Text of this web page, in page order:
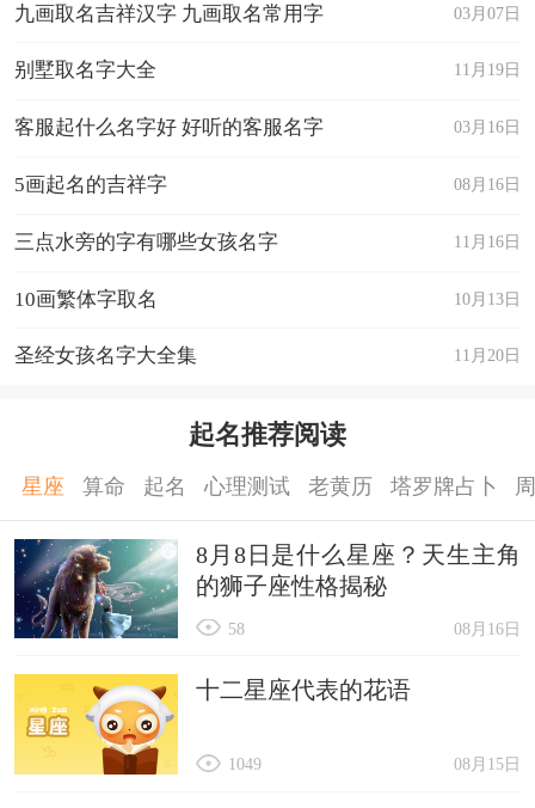
世森、昌宏、少顺、金芳、超忠、金宇、鑫浩、剑
勇、朝伟、新鹏
朝兴、锦凯、剑顺、成君、剑玉、世光、鑫平、先
波、正义、祥雄
旺、守清、星贤
先秋、鑫晓、青秋、朝乐、善凯、锋伟、春川、晨
守先、银均、承胜、善义、仁鸿、世哲、晨生、晨
江、守南、双玉
锦华、小峰、春柱、新宇、成林、新平、金刚、金
良、正平、新国
冲汉、捷霞、川育、升豪、钢军、真尧、峻俭、金
03月07日
九画取名吉祥汉字 九画取名常用字
11月19日
别墅取名字大全
03月16日
客服起什么名字好 好听的客服名字
08月16日
5画起名的吉祥字
11月16日
三点水旁的字有哪些女孩名字
10月13日
10画繁体字取名
11月20日
圣经女孩名字大全集
起名推荐阅读
星座 算命 起名 心理测试 老黄历 塔罗牌占卜
8月8日是什么星座？天生主角
的狮子座性格揭秘
08月16日
58
十二星座代表的花语
08月15日
1049